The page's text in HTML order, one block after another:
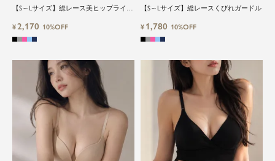
【S～Lサイズ】総レース美ヒップライン
¥2,170 10%OFF
【S～Lサイズ】総レースくびれガードル
¥ 1,780 10%OFF